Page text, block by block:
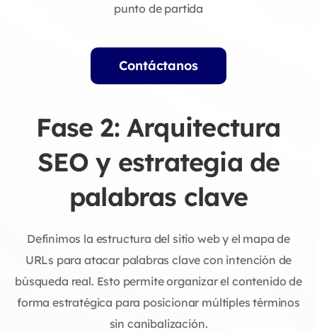
punto de partida
Contáctanos
Fase 2: Arquitectura
SEO y estrategia de
palabras clave
Definimos la estructura del sitio web y el mapa de
URLs para atacar palabras clave con intención de
búsqueda real. Esto permite organizar el contenido de
forma estratégica para posicionar múltiples términos
sin canibalización.